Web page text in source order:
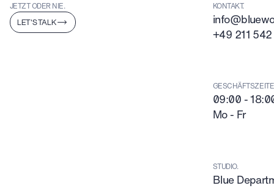
JETZT ODER NIE.
LET'S TALK
KONTAKT.
+49 211
09:00 -
Mo - Fr
STUDIO.
Blue